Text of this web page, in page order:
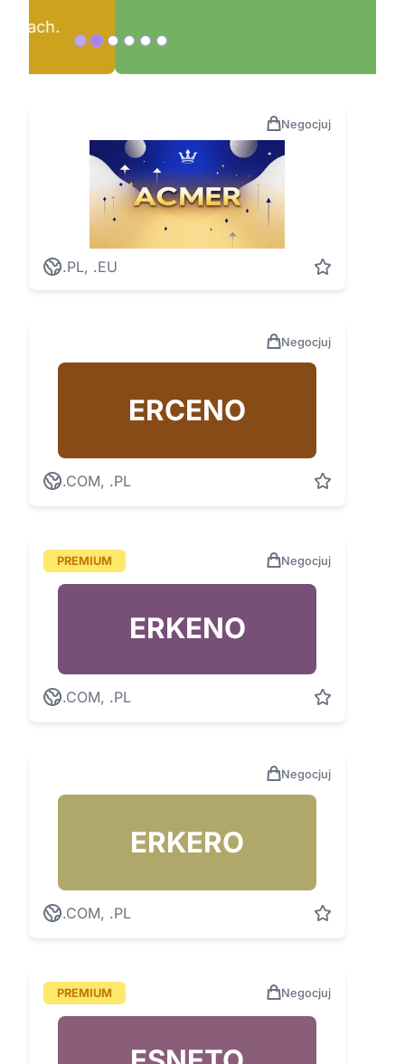
Negocjuj
.PL, .EU
Negocjuj
ERCENO
.COM, .PL
PREMIUM Negocjuj
ERKENO
.COM, .PL
Negocjuj
ERKERO
.COM, .PL
PREMIUM Negocjuj